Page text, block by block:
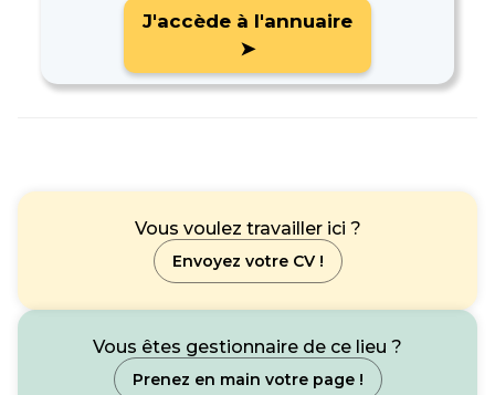
J'accède à l'annuaire
➤
Vous voulez travailler ici ?
Envoyez votre CV !
Vous êtes gestionnaire de ce lieu ?
Prenez en main votre page !